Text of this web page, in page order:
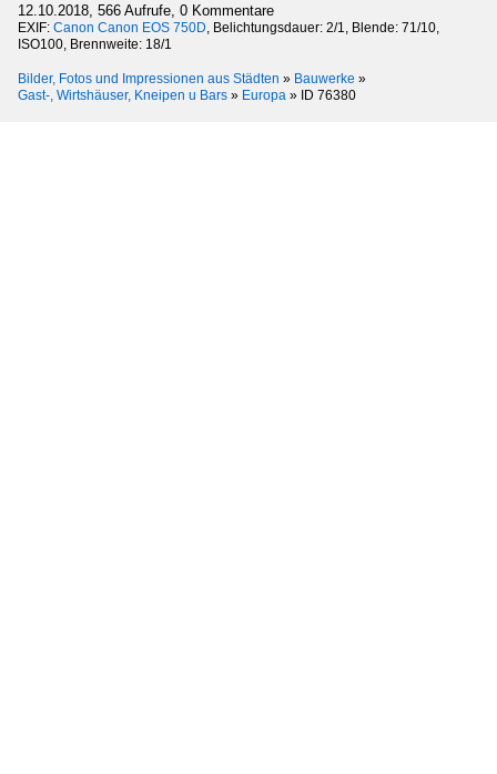
12.10.2018, 566 Aufrufe, 0 Kommentare
EXIF: Canon Canon EOS 750D , Belichtungsdauer: 2/1, Blende: 71/10,
ISO100, Brennweite: 18/1
Bilder, Fotos und Impressionen aus Städten » Bauwerke »
Gast-, Wirtshäuser, Kneipen u Bars » Europa » ID 76380